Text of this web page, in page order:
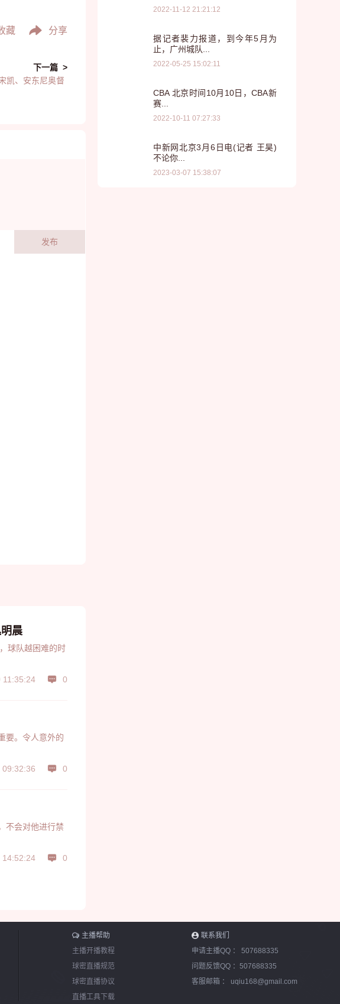
藏 分享
下一篇 >
凯、安东尼奥督
发布
晨
11:35:24
0
要。令人意外的
09:32:36
0
不会对他进行禁
14:52:24
0
2022-11-12 21:21:12
据记者裴力报道，到今年5月为
止，广州城队...
2022-05-25 15:02:11
CBA 北京时间10月10日，CBA新
赛...
2022-10-11 07:27:33
中新网北京3月6日电(记者 王昊)
不论你...
2023-03-07 15:38:07
主播帮助
主播开播教程
球密直播规范
球密直播协议
直播工具下载
联系我们
申请主播QQ ： 507688335
问题反馈QQ ： 507688335
客服邮箱 ： uqiu168@gmail.com